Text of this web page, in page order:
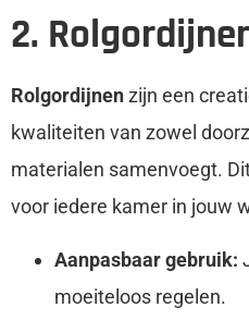
2.
Rolgordijnenzijn een
kwaliteiten van zowel
materialen samenvoegt.
voor iedere kamer in jouw
Aanpasbaar gebruik:
moeiteloos regelen.